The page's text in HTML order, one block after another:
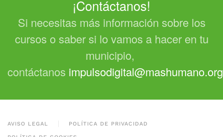
¡Contáctanos!
Si necesitas más información sobre los
cursos o saber si lo vamos a hacer en tu
municipio,
contáctanos impulsodigital@mashumano.org
AVISO LEGAL POLÍTICA DE PRIVACIDAD